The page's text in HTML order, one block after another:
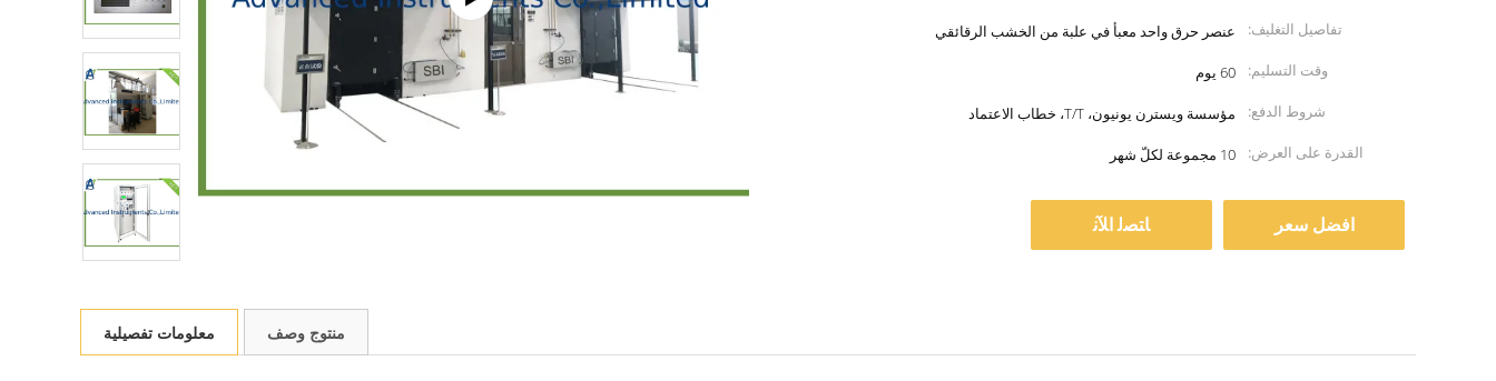
تفاصيل التغليف:
عنصر حرق واحد معبأ في علبة من الخشب الرقائقي
وقت التسليم:
60 يوم
شروط الدفع:
مؤسسة ويسترن يونيون، T/T، خطاب الاعتماد
القدرة على العرض:
10 مجموعة لكلّ شهر
افضل سعر ﺎﺘﺼﻟ ﺍﻶﻧ
معلومات تفصيلية منتوج وصف